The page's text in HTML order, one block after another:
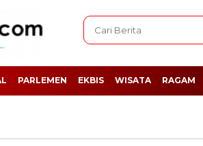
PARLEMEN EKBIS WISATA RAGAM